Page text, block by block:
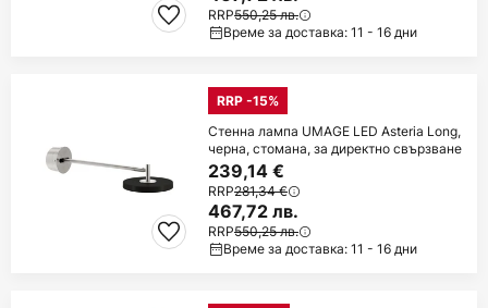
RRP550,25 лв.
Време за доставка: 11 - 16 дни
RRP -15%
Стенна лампа UMAGE LED Asteria Long,
черна, стомана, за директно свързване
239,14 €
RRP281,34 €
467,72 лв.
RRP550,25 лв.
Време за доставка: 11 - 16 дни